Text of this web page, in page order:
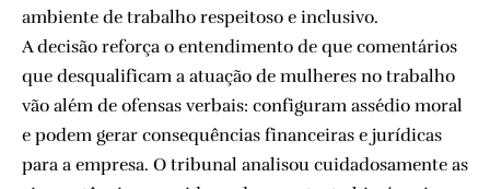
ambiente de trabalho respeitoso e inclusivo.
A decisão reforça o entendimento de que comentários
que desqualificam a atuação de mulheres no trabalho
vão além de ofensas verbais: configuram assédio moral
e podem gerar consequências financeiras e jurídicas
para a empresa. O tribunal analisou cuidadosamente as